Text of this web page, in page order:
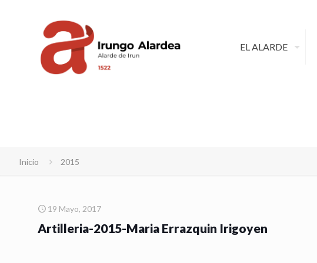
EL ALARDE
Inicio 2015
19 Mayo, 2017
Artilleria-2015-Maria Errazquin Irigoyen